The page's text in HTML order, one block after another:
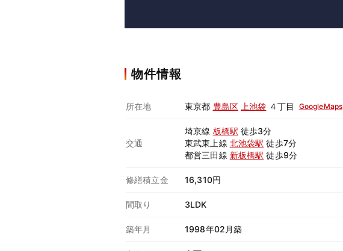
物件情報
所在地 東京都 豊島区 上池袋 ４丁目 GoogleMaps
交通
埼京線 板橋駅 徒歩3分
東武東上線 北池袋駅 徒歩7分
都営三田線 新板橋駅 徒歩9分
修繕積立金 16,310円
間取り 3LDK
築年月 1998年02月築